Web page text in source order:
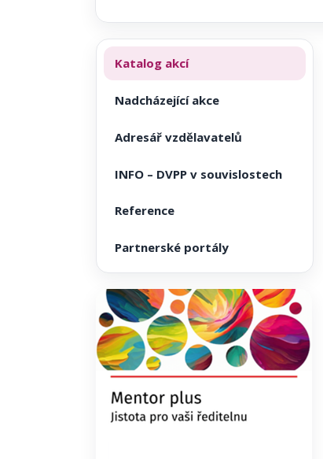
Katalog akcí
Nadcházející akce
Adresář vzdělavatelů
INFO – DVPP v souvislostech
Reference
Partnerské portály